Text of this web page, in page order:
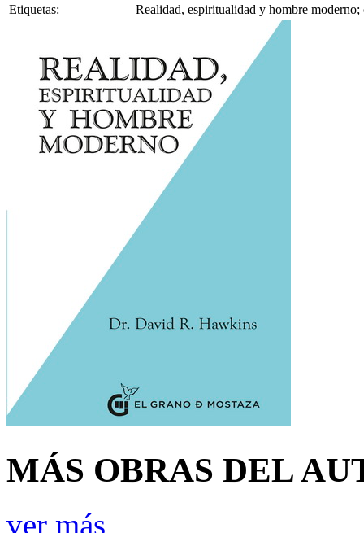
Etiquetas:
Realidad, espiritualidad y hombre
MÁS OBRAS DEL
ver más